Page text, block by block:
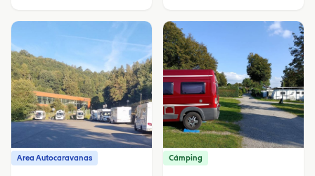
Area Autocaravanas Cámping